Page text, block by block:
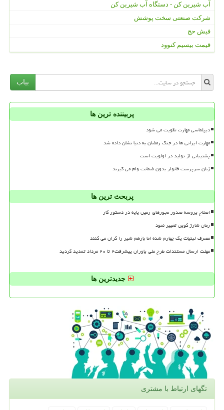
آب شیرین کن - دستگاه آب شیرین کن
شرکت صنعتی سخت پوشش
فیش حج
قیمت بیسیم کنوود
بیاب
پربیننده ترین ها
دیپلماسی مهارت تقویت می شود
مهارت ایرانی ها در جنگ رمضان به دنیا نشان داده شد
پشتیبانی از تولید در اولویت است
زنان سرپرست خانوار بدون ضمانت وام می گیرند
پربحث ترین ها
اصلاح پروسه صدور مجوزهای زمین پایه در دستور کار
زمان شارژ کوپن تغییر نمود
مصرف لبنیات یک چهارم شده اما بازهم شیر را گران می کنند
مهلت ارسال مستندات طرح ملی یاوران پیشرفت۲ تا ۲۰ مرداد تمدید گردید
جدیدترین ها
تگهای ارتباط با مشتری